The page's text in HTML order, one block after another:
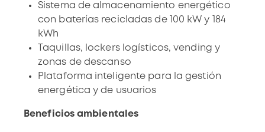
Sistema de almacenamiento energético
con baterías recicladas de 100 kW y 184
kWh
Taquillas, lockers logísticos, vending y
zonas de descanso
Plataforma inteligente para la gestión
energética y de usuarios
Beneficios ambientales